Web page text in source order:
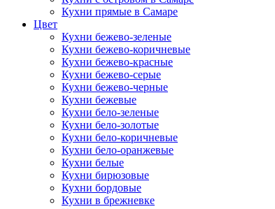
Кухни прямые в Самаре
Цвет
Кухни бежево-зеленые
Кухни бежево-коричневые
Кухни бежево-красные
Кухни бежево-серые
Кухни бежево-черные
Кухни бежевые
Кухни бело-зеленые
Кухни бело-золотые
Кухни бело-коричневые
Кухни бело-оранжевые
Кухни белые
Кухни бирюзовые
Кухни бордовые
Кухни в брежневке